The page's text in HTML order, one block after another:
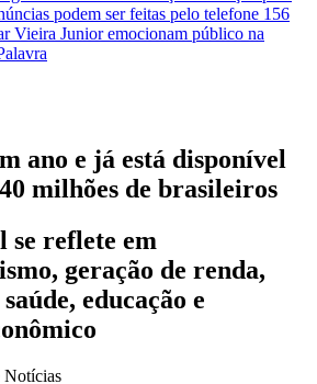
podem ser feitas pelo telefone 156
Vieira Junior emocionam público na
ano e já está disponível
milhões de brasileiros
se reflete em
geração de renda,
educação e